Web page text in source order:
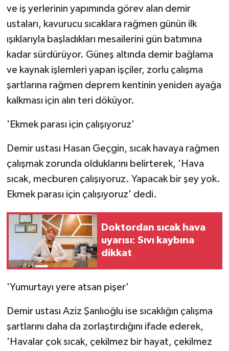
ve iş yerlerinin yapımında görev alan demir
ustaları, kavurucu sıcaklara rağmen günün ilk
ışıklarıyla başladıkları mesailerini gün batımına
kadar sürdürüyor. Güneş altında demir bağlama
ve kaynak işlemleri yapan işçiler, zorlu çalışma
şartlarına rağmen deprem kentinin yeniden ayağa
kalkması için alın teri döküyor.
'Ekmek parası için çalışıyoruz'
Demir ustası Hasan Geçgin, sıcak havaya rağmen
çalışmak zorunda olduklarını belirterek, 'Hava
sıcak, mecburen çalışıyoruz. Yapacak bir şey yok.
Ekmek parası için çalışıyoruz' dedi.
Doktordan sıcak hava
uyarısı: Sıvı kaybına
dikkat
'Yumurtayı yere atsan pişer'
Demir ustası Aziz Şanlıoğlu ise sıcaklığın çalışma
şartlarını daha da zorlaştırdığını ifade ederek,
'Havalar çok sıcak, çekilmez bir hayat, çekilmez
İş Dünyası
Jandarma
Kadın
KÜLTÜR SANAT
MAGAZİN
POLİTİKA
SİYASET
SPOR HABERLERİ
TEKNOLOJİ
Turizm
ÜLKE GÜNDEMİ